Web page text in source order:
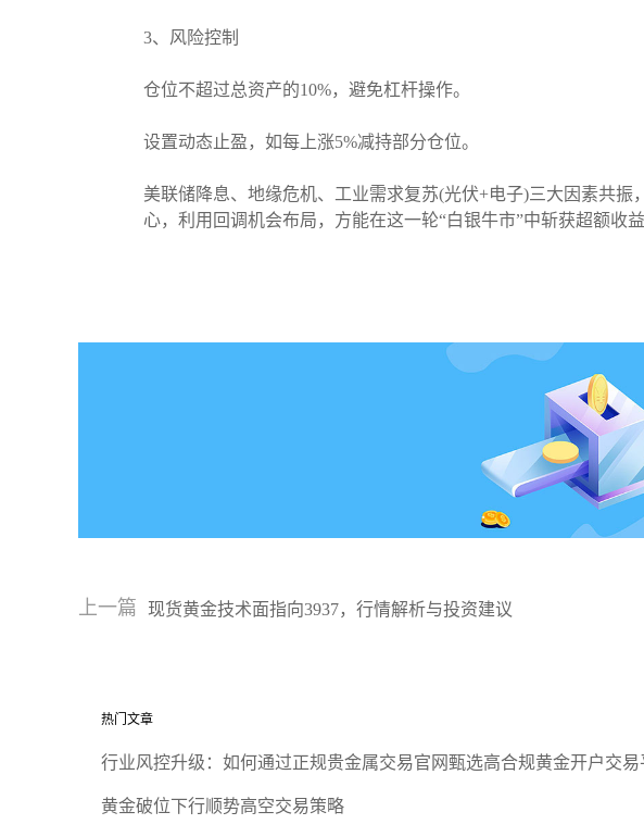
3、风险控制
仓位不超过总资产的10%，避免杠杆操作。
设置动态止盈，如每上涨5%减持部分仓位。
美联储降息、地缘危机、工业需求复苏(光伏+电子)三大因素共
心，利用回调机会布局，方能在这一轮“白银牛市”中斩获超额收益
上一篇 现货黄金技术面指向3937，行情解析与投资建议
热门文章
行业风控升级：如何通过正规贵金属交易官网甄选高合规黄金开户交易
黄金破位下行顺势高空交易策略